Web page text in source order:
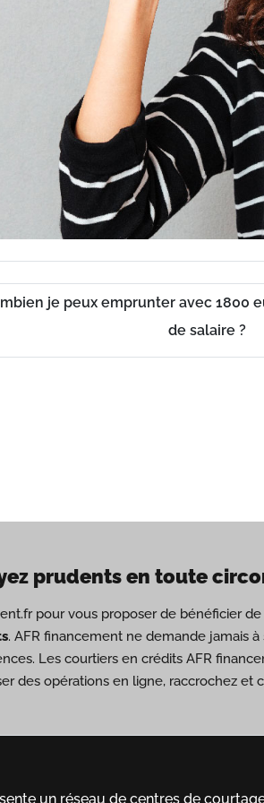
je peux emprunter avec 1800
de salaire ?
prudents en toute
pour vous proposer de bénéficier
. AFR financement ne demande jamais
Les courtiers en crédits AFR
des opérations en ligne, raccrochez et
un réseau de centres de